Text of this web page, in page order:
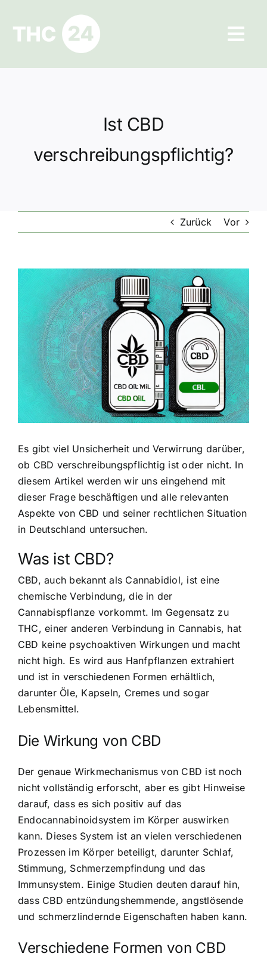
springen
Ratgeber
Datenschutz
Ist CBD
verschreibungspflichtig?
Zurück Vor
Zeige
grösseres
Es gibt viel Unsicherheit und Verwirrung darüber,
ob CBD verschreibungspflichtig ist oder nicht. In
diesem Artikel werden wir uns eingehend mit
dieser Frage beschäftigen und alle relevanten
Aspekte von CBD und seiner rechtlichen Situation
in Deutschland untersuchen.
Was ist CBD?
CBD, auch bekannt als Cannabidiol, ist eine
chemische Verbindung, die in der
Cannabispflanze vorkommt. Im Gegensatz zu
THC, einer anderen Verbindung in Cannabis, hat
CBD keine psychoaktiven Wirkungen und macht
nicht high. Es wird aus Hanfpflanzen extrahiert
und ist in verschiedenen Formen erhältlich,
darunter Öle, Kapseln, Cremes und sogar
Lebensmittel.
Die Wirkung von CBD
Der genaue Wirkmechanismus von CBD ist noch
nicht vollständig erforscht, aber es gibt Hinweise
darauf, dass es sich positiv auf das
Endocannabinoidsystem im Körper auswirken
kann. Dieses System ist an vielen verschiedenen
Prozessen im Körper beteiligt, darunter Schlaf,
Stimmung, Schmerzempfindung und das
Immunsystem. Einige Studien deuten darauf hin,
dass CBD entzündungshemmende, angstlösende
und schmerzlindernde Eigenschaften haben kann.
Verschiedene Formen von CBD